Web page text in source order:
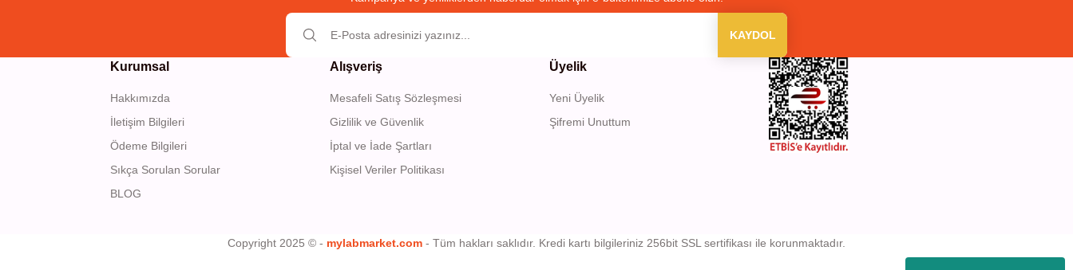
KAYDOL
Kurumsal
Hakkımızda
İletişim Bilgileri
Ödeme Bilgileri
Sıkça Sorulan Sorular
BLOG
Alışveriş
Mesafeli Satış Sözleşmesi
Gizlilik ve Güvenlik
İptal ve İade Şartları
Kişisel Veriler Politikası
Üyelik
Yeni Üyelik
Şifremi Unuttum
Copyright 2025 © - mylabmarket.com - Tüm hakları saklıdır. Kredi kartı bilgileriniz 256bit SSL sertifikası ile korunmaktadır.